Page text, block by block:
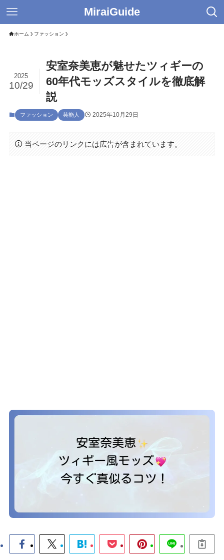
MiraiGuide
ホーム ファッション
安室奈美恵が魅せたツィギーの
60年代モッズスタイルを徹底解
説
2025
10/29
ファッション 芸能人 2025年10月29日
当ページのリンクには広告が含まれています。